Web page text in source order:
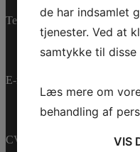
Telefon:+45 70 200 600
E-mail:
CVR-nummer: 27233678
de har indsamlet
tjenester. Ved at
samtykke til disse
Læs mere om
behandling af
VIS